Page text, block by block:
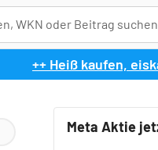
++ Heiß kaufen,
Meta Aktie